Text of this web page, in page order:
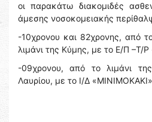
οι παρακάτω διακομιδές
άμεσης νοσοκομειακής
-10χρονου και 82χρονης, από
λιμάνι της Κύμης, με το Ε/Π
-09χρονου, από το λιμάνι
Λαυρίου, με το Ι/Δ